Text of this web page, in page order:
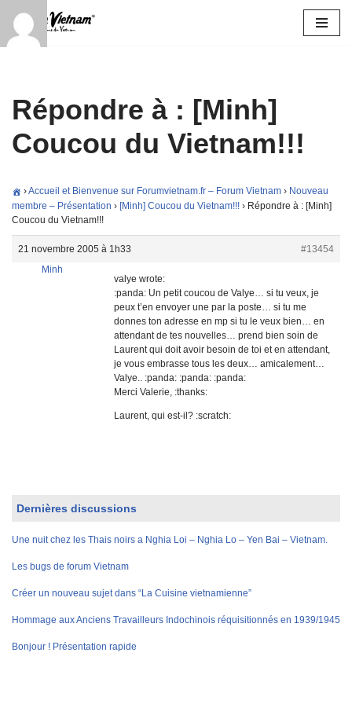
Aller
Répondre à : [Minh]
Coucou du Vietnam!!!
›Accueil et Bienvenue sur Forumvietnam.fr – Forum Vietnam › Nouveau
membre – Présentation › [Minh] Coucou du Vietnam!!! › Répondre à : [Minh]
Coucou du Vietnam!!!
21 novembre 2005 à 1h33
#13454
Minh
valye wrote:
:panda: Un petit coucou de Valye… si tu veux, je
peux t’en envoyer une par la poste… si tu me
donnes ton adresse en mp si tu le veux bien… en
attendant de tes nouvelles… prend bien soin de
Laurent qui doit avoir besoin de toi et en attendant,
je vous embrasse tous les deux… amicalement…
Valye.. :panda: :panda: :panda:
Merci Valerie, :thanks:
Laurent, qui est-il? :scratch:
Dernières discussions
Une nuit chez les Thais noirs a Nghia Loi – Nghia Lo – Yen Bai – Vietnam.
Les bugs de forum Vietnam
Créer un nouveau sujet dans “La Cuisine vietnamienne”
Hommage aux Anciens Travailleurs Indochinois réquisitionnés en 1939/1945
Bonjour ! Présentation rapide